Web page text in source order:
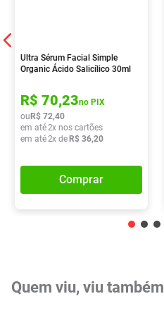
Ultra Sérum Facial Simple
Organic Ácido Salicílico 30ml
R$ 70,23no PIX
ou R$ 72,40
em até2x nos cartões
em até2x de R$ 36,20
Comprar
Quem viu, viu também